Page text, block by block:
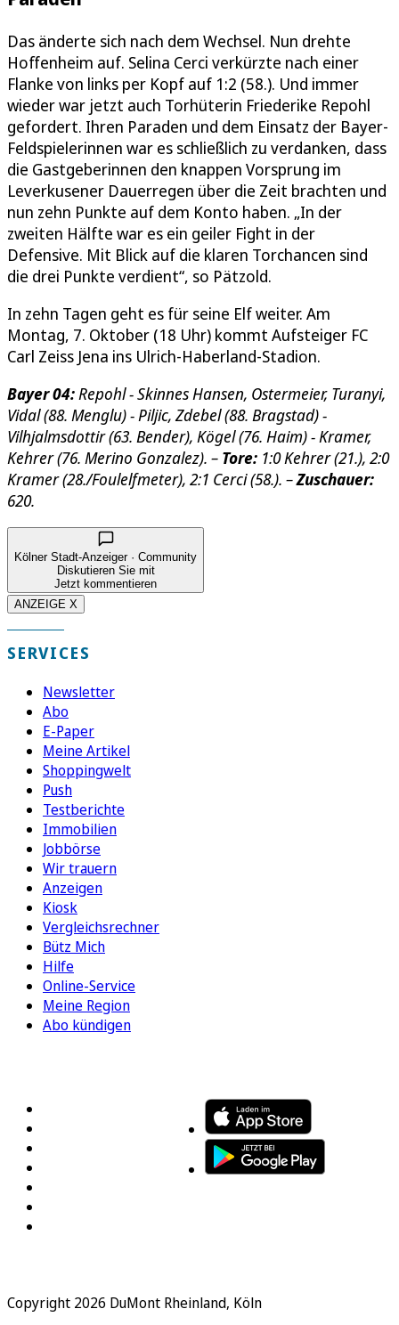
Das änderte sich nach dem Wechsel. Nun drehte
Hoffenheim auf. Selina Cerci verkürzte nach einer
Flanke von links per Kopf auf 1:2 (58.). Und immer
wieder war jetzt auch Torhüterin Friederike Repohl
gefordert. Ihren Paraden und dem Einsatz der Bayer-
Feldspielerinnen war es schließlich zu verdanken, dass
die Gastgeberinnen den knappen Vorsprung im
Leverkusener Dauerregen über die Zeit brachten und
nun zehn Punkte auf dem Konto haben. „In der
zweiten Hälfte war es ein geiler Fight in der
Defensive. Mit Blick auf die klaren Torchancen sind
die drei Punkte verdient“, so Pätzold.
In zehn Tagen geht es für seine Elf weiter. Am
Montag, 7. Oktober (18 Uhr) kommt Aufsteiger FC
Carl Zeiss Jena ins Ulrich-Haberland-Stadion.
Bayer 04: Repohl - Skinnes Hansen, Ostermeier, Turanyi,
Vidal (88. Menglu) - Piljic, Zdebel (88. Bragstad) -
Vilhjalmsdottir (63. Bender), Kögel (76. Haim) - Kramer,
Kehrer (76. Merino Gonzalez). – Tore: 1:0 Kehrer (21.), 2:0
Kramer (28./Foulelfmeter), 2:1 Cerci (58.). –Zuschauer:
620.
Kölner Stadt-Anzeiger · Community
Diskutieren Sie mit
Jetzt kommentieren
ANZEIGE X
SERVICES
Newsletter
Abo
E-Paper
Meine Artikel
Shoppingwelt
Push
Testberichte
Immobilien
Jobbörse
Wir trauern
Anzeigen
Kiosk
Vergleichsrechner
Bütz Mich
Hilfe
Online-Service
Meine Region
Abo kündigen
Copyright 2026 DuMont Rheinland, Köln